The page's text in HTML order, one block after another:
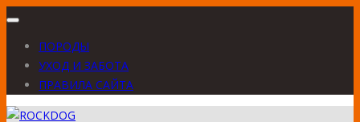
ПОРОДЫ
УХОД И ЗАБОТА
ПРАВИЛА САЙТА